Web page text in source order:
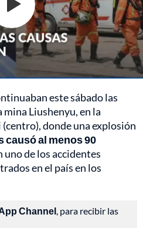
este sábado las
mina Liushenyu, en la
donde una explosión
causó al menos 90
uno de los accidentes
en el país en los
Channel , para recibir las